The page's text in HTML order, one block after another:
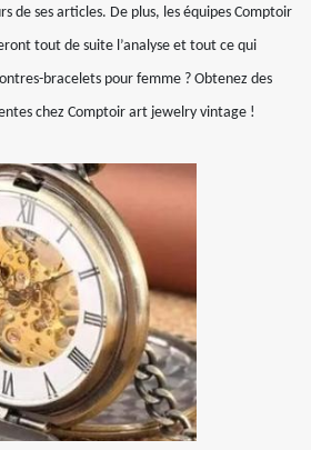
de ses articles. De plus, les équipes Comptoir
tout de suite l’analyse et tout ce qui
bracelets pour femme ? Obtenez des
chez Comptoir art jewelry vintage !